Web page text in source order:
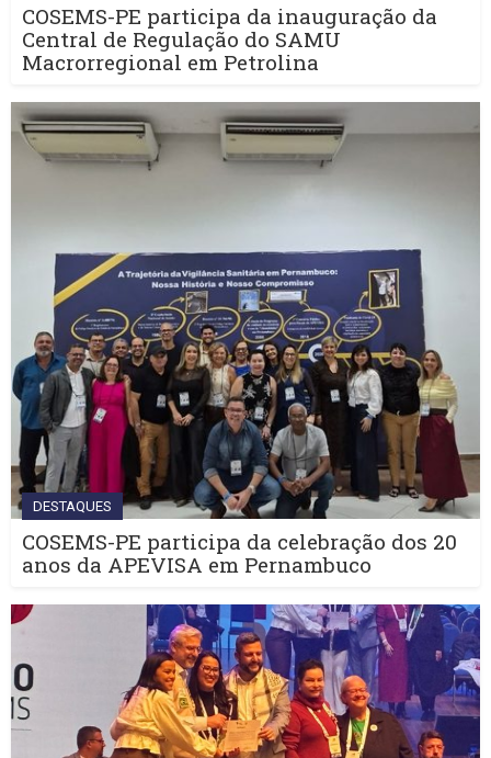
COSEMS-PE participa da inauguração da
Central de Regulação do SAMU
Macrorregional em Petrolina
DESTAQUES
COSEMS-PE participa da celebração dos 20
anos da APEVISA em Pernambuco